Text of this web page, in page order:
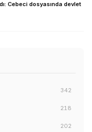
Cebeci dosyasında devlet
342
218
202